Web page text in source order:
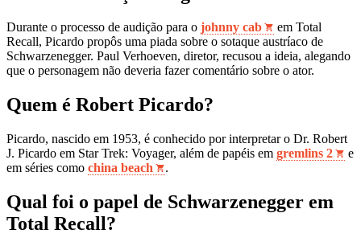
Durante o processo de audição para o johnny cab
em Total
Recall, Picardo propôs uma piada sobre o sotaque austríaco de
Schwarzenegger. Paul Verhoeven, diretor, recusou a ideia, alegando
que o personagem não deveria fazer comentário sobre o ator.
Quem é Robert Picardo?
Picardo, nascido em 1953, é conhecido por interpretar o Dr. Robert
J. Picardo em Star Trek: Voyager, além de papéis em gremlins 2
e
em séries como china beach .
Qual foi o papel de Schwarzenegger em
Total Recall?